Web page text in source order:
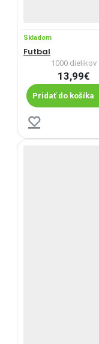
Skladom
Futbal
1000 dielikov
13,99€
Pridať do košíka